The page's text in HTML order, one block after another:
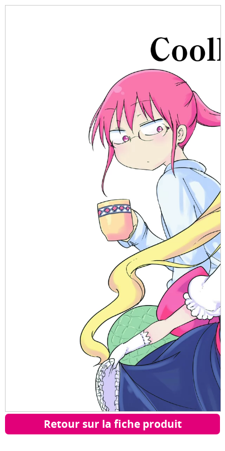
Retour sur la fiche produit